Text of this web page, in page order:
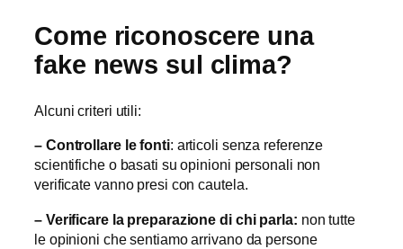
Come riconoscere una
fake news sul clima?
Alcuni criteri utili:
– Controllare le fonti: articoli senza referenze
scientifiche o basati su opinioni personali non
verificate vanno presi con cautela.
– Verificare la preparazione di chi parla: non tutte
le opinioni che sentiamo arrivano da persone